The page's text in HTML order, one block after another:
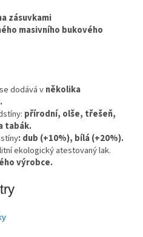
zásuvkami
masivního bukového
se dodává vněkolika
přírodní, olše, třešeň,
tabák.
: dub (+10%), bílá (+20%).
ekologický atestovaný lak.
výrobce.